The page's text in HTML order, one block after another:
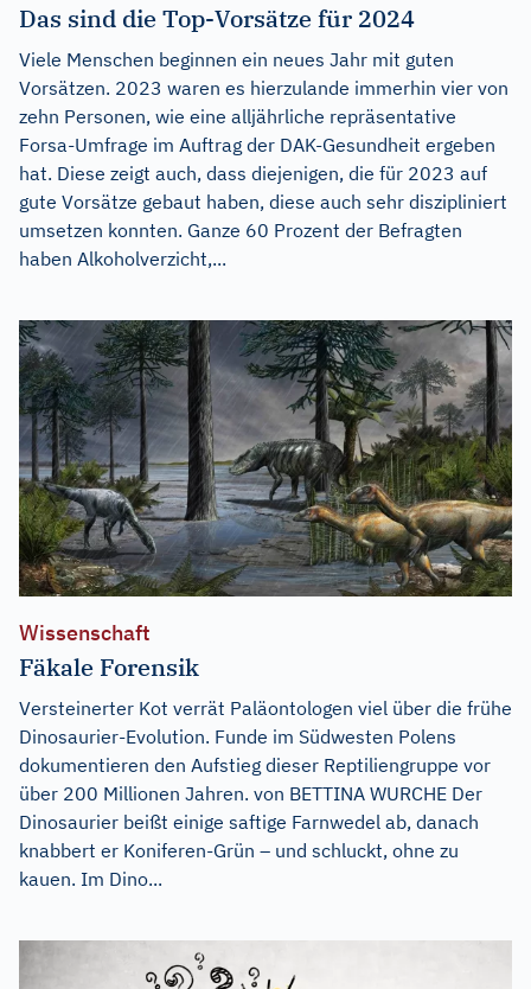
Das sind die Top-Vorsätze für 2024
Viele Menschen beginnen ein neues Jahr mit guten
Vorsätzen. 2023 waren es hierzulande immerhin vier von
zehn Personen, wie eine alljährliche repräsentative
Forsa-Umfrage im Auftrag der DAK-Gesundheit ergeben
hat. Diese zeigt auch, dass diejenigen, die für 2023 auf
gute Vorsätze gebaut haben, diese auch sehr diszipliniert
umsetzen konnten. Ganze 60 Prozent der Befragten
haben Alkoholverzicht,...
Wissenschaft
Fäkale Forensik
Versteinerter Kot verrät Paläontologen viel über die frühe
Dinosaurier-Evolution. Funde im Südwesten Polens
dokumentieren den Aufstieg dieser Reptiliengruppe vor
über 200 Millionen Jahren. von BETTINA WURCHE Der
Dinosaurier beißt einige saftige Farnwedel ab, danach
knabbert er Koniferen-Grün – und schluckt, ohne zu
kauen. Im Dino...